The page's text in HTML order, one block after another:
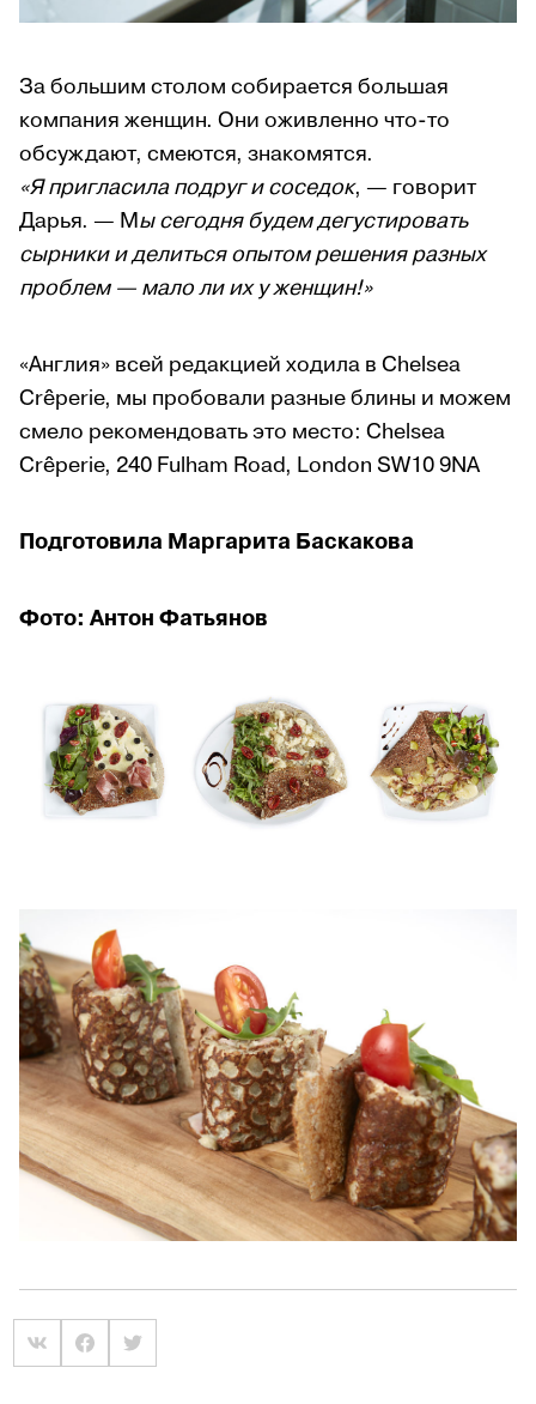
За большим столом собирается большая
компания женщин. Они оживленно что-то
обсуждают, смеются, знакомятся.
«Я пригласила подруг и соседок, — говорит
Дарья. — Мы сегодня будем дегустировать
сырники и делиться опытом решения разных
проблем — мало ли их у женщин!»
«Англия» всей редакцией ходила в Chelsea
Crêperie, мы пробовали разные блины и можем
смело рекомендовать это место: Chelsea
Crêperie, 240 Fulham Road, London SW10 9NA
Подготовила Маргарита Баскакова
Фото: Антон Фатьянов